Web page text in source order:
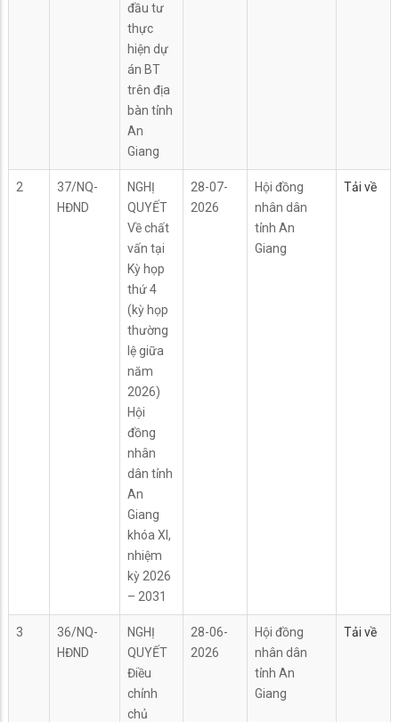
đầu tư
thực
hiện dự
án BT
trên địa
bàn tỉnh
An
Giang
2
37/NQ-
HĐND
NGHỊ
QUYẾT
Về chất
vấn tại
Kỳ họp
thứ 4
(kỳ họp
thường
lệ giữa
năm
2026)
Hội
đồng
nhân
dân tỉnh
An
Giang
khóa XI,
nhiệm
kỳ 2026
– 2031
28-07-
2026
Hội đồng
nhân dân
tỉnh An
Giang
Tải về
3
36/NQ-
HĐND
NGHỊ
QUYẾT
Điều
chỉnh
chủ
28-06-
2026
Hội đồng
nhân dân
tỉnh An
Giang
Tải về